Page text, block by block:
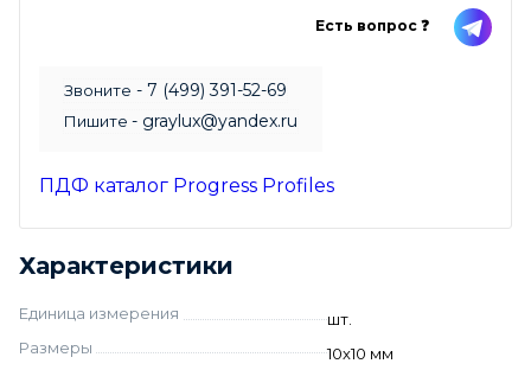
Есть вопрос ❓
Звоните - 7 (499) 391-52-69
Пишите - graylux@yandex.ru
ПДФ каталог Progress Profiles
Характеристики
Единица измерения
шт.
Размеры
10х10 мм